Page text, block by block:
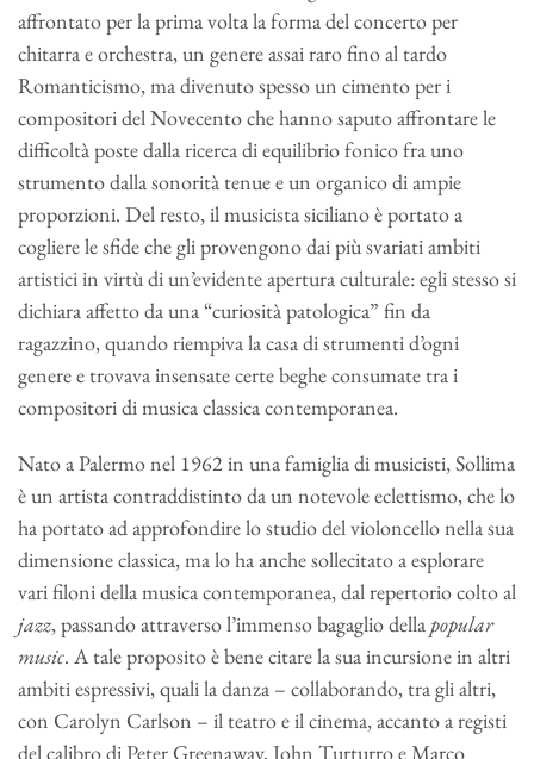
affrontato per la prima volta la forma del concerto per
chitarra e orchestra, un genere assai raro fino al tardo
Romanticismo, ma divenuto spesso un cimento per i
compositori del Novecento che hanno saputo affrontare le
difficoltà poste dalla ricerca di equilibrio fonico fra uno
strumento dalla sonorità tenue e un organico di ampie
proporzioni. Del resto, il musicista siciliano è portato a
cogliere le sfide che gli provengono dai più svariati ambiti
artistici in virtù di un’evidente apertura culturale: egli stesso si
dichiara affetto da una “curiosità patologica” fin da
ragazzino, quando riempiva la casa di strumenti d’ogni
genere e trovava insensate certe beghe consumate tra i
compositori di musica classica contemporanea.
Nato a Palermo nel 1962 in una famiglia di musicisti, Sollima
è un artista contraddistinto da un notevole eclettismo, che lo
ha portato ad approfondire lo studio del violoncello nella sua
dimensione classica, ma lo ha anche sollecitato a esplorare
vari filoni della musica contemporanea, dal repertorio colto al
jazz, passando attraverso l’immenso bagaglio dellapopular
music. A tale proposito è bene citare la sua incursione in altri
ambiti espressivi, quali la danza – collaborando, tra gli altri,
con Carolyn Carlson – il teatro e il cinema, accanto a registi
del calibro di Peter Greenaway, John Turturro e Marco